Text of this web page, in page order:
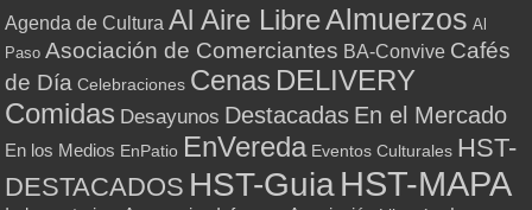
Agenda de Cultura Al Aire LibreAlmuerzos Al
Paso Asociación de Comerciantes BA-Convive Cafés
de Día Celebraciones Cenas DELIVERY
Comidas Desayunos Destacadas En el Mercado
En los Medios EnPatio EnVereda Eventos Culturales HST-
DESTACADOS HST-GuiaHST-MAPA